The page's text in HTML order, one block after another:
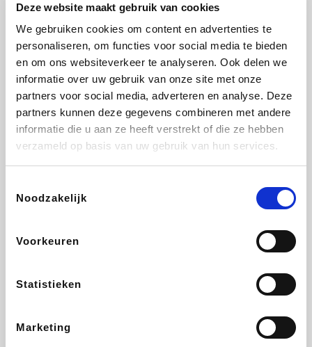
Deze website maakt gebruik van cookies
We gebruiken cookies om content en advertenties te
personaliseren, om functies voor social media te bieden
en om ons websiteverkeer te analyseren. Ook delen we
informatie over uw gebruik van onze site met onze
partners voor social media, adverteren en analyse. Deze
partners kunnen deze gegevens combineren met andere
informatie die u aan ze heeft verstrekt of die ze hebben
verzameld op basis van uw gebruik van hun services.
Noodzakelijk
Voorkeuren
Statistieken
Marketing
Vidaxl Plopsa Lampenlicht.be Adidas
All Accor
DectDirect ZEB
SupraBazar